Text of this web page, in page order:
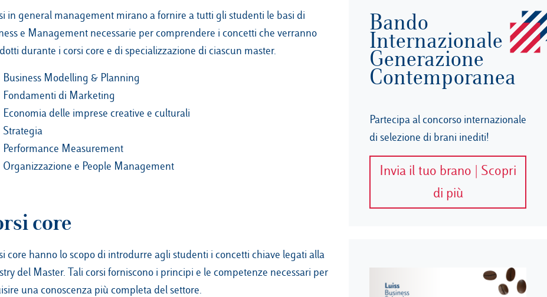
in general management mirano a fornire a tutti gli studenti le basi di
e Management necessarie per comprendere i concetti che verranno
durante i corsi core e di specializzazione di ciascun master.
Business Modelling & Planning
Fondamenti di Marketing
Economia delle imprese creative e culturali
Strategia
Performance Measurement
Organizzazione e People Management
core
core hanno lo scopo di introdurre agli studenti i concetti chiave legati alla
del Master. Tali corsi forniscono i principi e le competenze necessari per
una conoscenza più completa del settore.
Bando
Internazionale
Generazione
Contemporanea
Partecipa al concorso internazionale
di selezione di brani inediti!
Invia il tuo brano | Scopri
di più